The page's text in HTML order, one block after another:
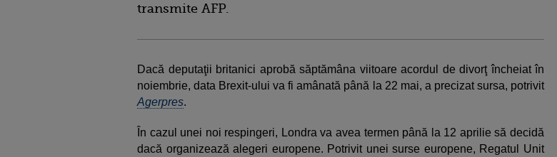
transmite AFP.
Dacă deputaţii britanici aprobă săptămâna viitoare acordul de divorţ încheiat în
noiembrie, data Brexit-ului va fi amânată până la 22 mai, a precizat sursa, potrivit
Agerpres.
În cazul unei noi respingeri, Londra va avea termen până la 12 aprilie să decidă
dacă organizează alegeri europene. Potrivit unei surse europene, Regatul Unit